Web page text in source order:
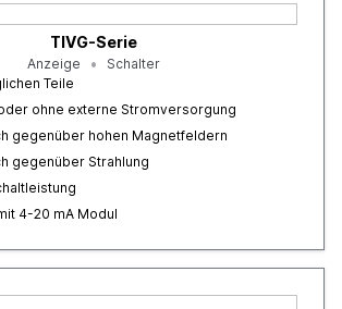
TIVG-Serie
Anzeige
Schalter
Teile
ohne externe Stromversorgung
gegenüber hohen Magnetfeldern
gegenüber Strahlung
4-20 mA Modul